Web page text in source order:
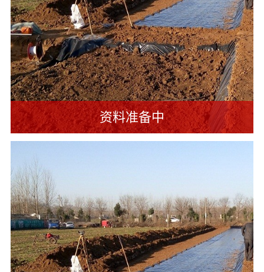
服
务
项
目
业
绩
展
示
项
目
案
新
行
业
新
闻
公
司
新
闻
联
系
我
资料准备中